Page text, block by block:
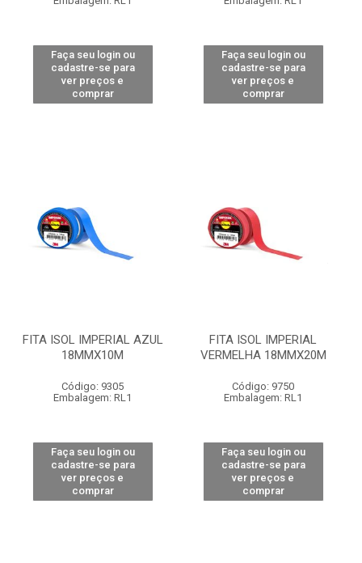
Faça seu login ou
cadastre-se para
ver preços e
comprar
Faça seu login ou
cadastre-se para
ver preços e
comprar
FITA ISOL IMPERIAL AZUL
18MMX10M
Código: 9305
Embalagem: RL1
Faça seu login ou
cadastre-se para
ver preços e
comprar
FITA ISOL IMPERIAL
VERMELHA 18MMX20M
Código: 9750
Embalagem: RL1
Faça seu login ou
cadastre-se para
ver preços e
comprar